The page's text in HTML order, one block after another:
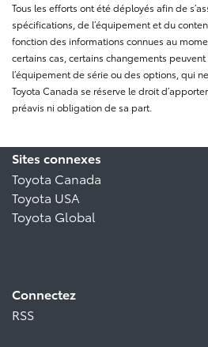
Tous les efforts ont été déployés afin de
spécifications, de l’équipement et du
fonction des informations connues au
certains cas, certains changements
l’équipement de série ou des options, qui
Toyota Canada se réserve le droit
préavis ni obligation de sa part.
Sites connexes
Toyota Canada
Toyota USA
Toyota Global
Connectez
RSS